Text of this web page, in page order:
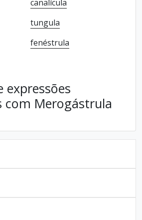
canalícula
tungula
fenéstrula
expressões
com Merogástrula